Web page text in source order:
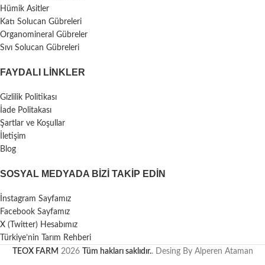
Hümik Asitler
Katı Solucan Gübreleri
Organomineral Gübreler
Sıvı Solucan Gübreleri
FAYDALI LİNKLER
Gizlilik Politikası
İade Politakası
Şartlar ve Koşullar
İletişim
Blog
SOSYAL MEDYADA BIZI TAKIP EDIN
İnstagram Sayfamız
Facebook Sayfamız
X (Twitter) Hesabımız
Türkiye’nin Tarım Rehberi
TEOX FARM 2026 Tüm hakları saklıdır.. Desing By Alperen Ataman